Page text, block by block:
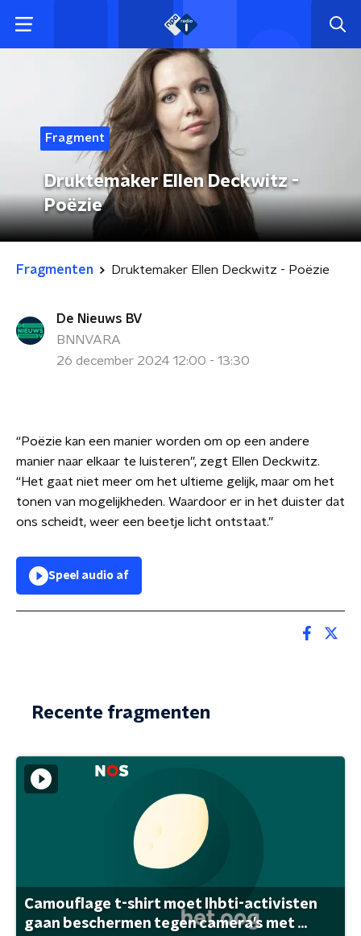
Fragment
Druktemaker Ellen Deckwitz -
Poëzie
Fragmenten Druktemaker Ellen Deckwitz - Poëzie
De Nieuws BV
BNNVARA
26 december 2024 12:00 - 13:30
“Poëzie kan een manier worden om op een andere
manier naar elkaar te luisteren”, zegt Ellen Deckwitz.
“Het gaat niet meer om het ultieme gelijk, maar om het
tonen van mogelijkheden. Waardoor er in het duister dat
ons scheidt, weer een beetje licht ontstaat.”
Speel audio af
Recente fragmenten
Camouflage t-shirt moet lhbti-activisten
gaan beschermen tegen camera's met ...